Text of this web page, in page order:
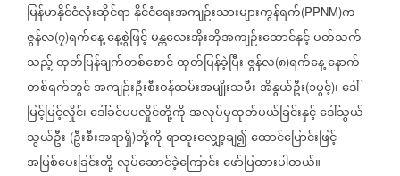
မြန်မာနိုင်ငံလုံးဆိုင်ရာနိုင်ငံရေးအကျဉ်းသားများကွန်ရက်(PPNM)က
ဇွန်လ(၇)ရက်နေ့နေ့စွဲဖြင့်မန္တလေးအိုးဘိုအကျဉ်းထောင်နှင့်ပတ်သက်
သည့်ထုတ်ပြန်ချက်တစ်စောင်ထုတ်ပြန်ခဲ့ပြီးဇွန်လ(၈)ရက်နေ့နောက်
တစ်ရက်တွင်အကျဉ်းဦးစီးဝန်ထမ်းအမျိုးသမီးအိနွယ်ဦး(၁ပွင့်)၊ဒေါ်
မြင့်မြင့်လှိုင်၊ဒေါ်ခင်ပပလှိုင်တို့ကိုအလုပ်မှထုတ်ပယ်ခြင်းနှင့်ဒေါ်သွယ်
သွယ်ဦး (ဦးစီးအရာရှိ)တို့ကိုရာထူးလျှော့ချ၍ထောင်ပြောင်းဖြင့်
အပြစ်ပေးခြင်းတို့လုပ်ဆောင်ခဲ့ကြောင်းဖော်ပြထားပါတယ်။